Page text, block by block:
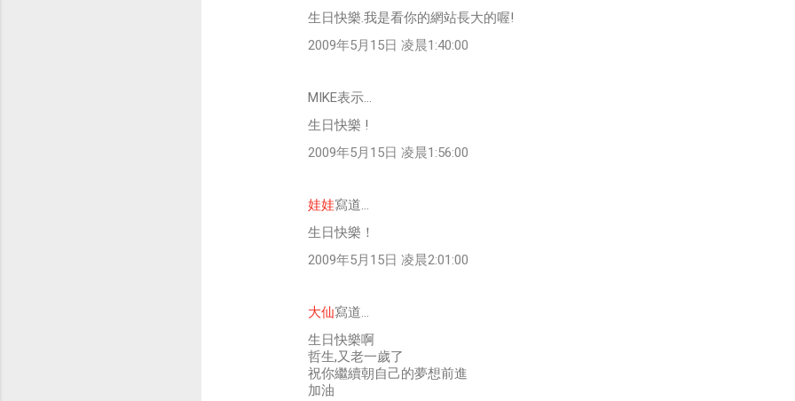
生日快樂.我是看你的網站長大的喔!
2009年5月15日 凌晨1:40:00
MIKE表示…
生日快樂 !
2009年5月15日 凌晨1:56:00
娃娃寫道…
生日快樂！
2009年5月15日 凌晨2:01:00
大仙寫道…
生日快樂啊
哲生,又老一歲了
祝你繼續朝自己的夢想前進
加油